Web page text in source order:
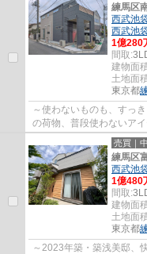
練馬区
西武池
西武池
1億280
間取:
建物面
土地面
東京都
～使わないものも、すっきりしま
の荷物、普段使わないア
備。居住スペースを圧迫
売買｜
練馬区
西武池
1億480
間取:
建物面
土地面
東京都
～2023年築・築浅美邸、快適新生活